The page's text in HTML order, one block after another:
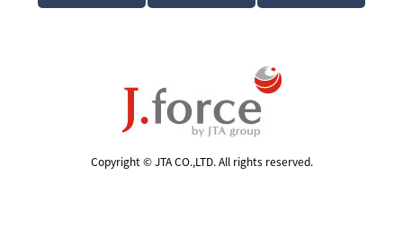
Copyright © JTA CO.,LTD. All rights reserved.